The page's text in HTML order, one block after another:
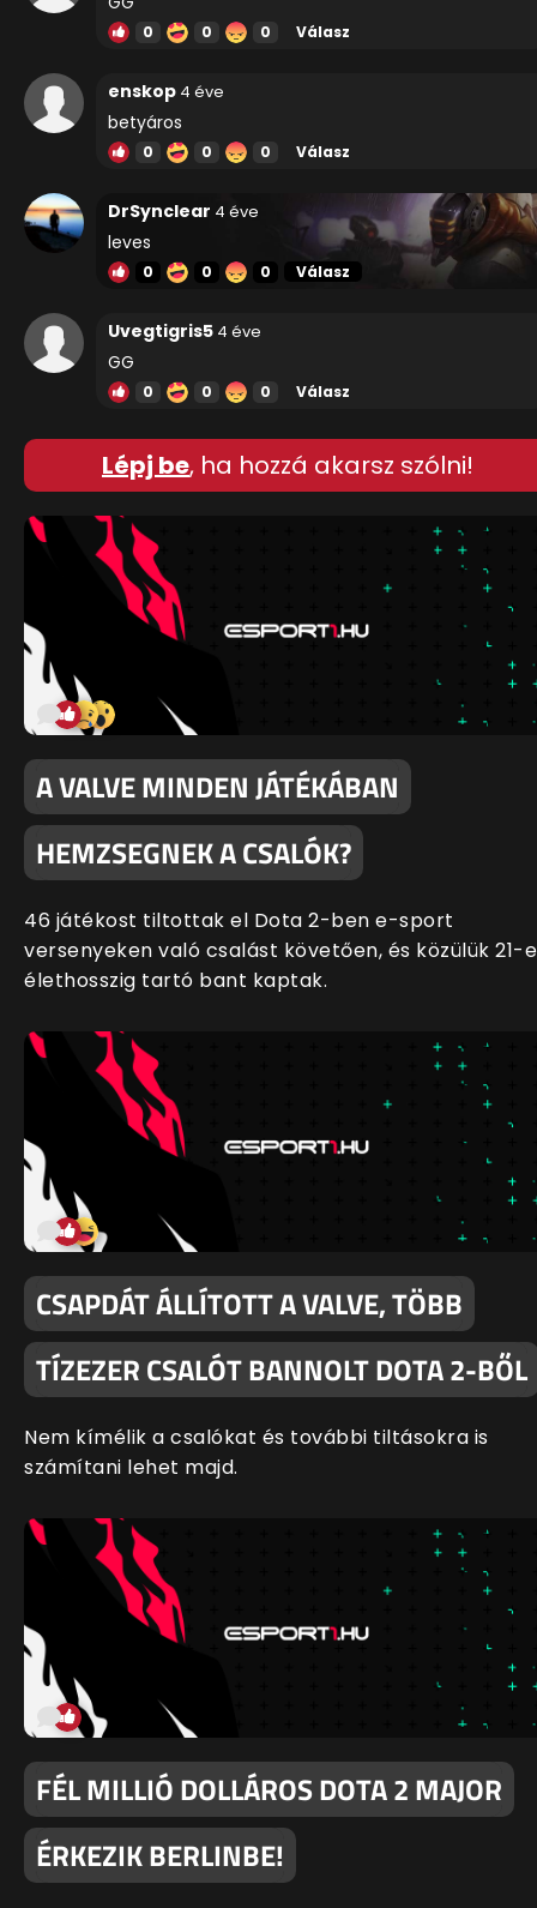
0 0 0 Válasz
enskop 4 éve
betyáros
0 0 0 Válasz
DrSynclear 4 éve
leves
0 0 0 Válasz
Uvegtigris5 4 éve
GG
0 0 0 Válasz
Lépj be, ha hozzá akarsz szólni!
A VALVE MINDEN JÁTÉKÁBAN
HEMZSEGNEK A CSALÓK?
46 játékost tiltottak el Dota 2-ben e-sport
versenyeken való csalást követően, és közülük 21-
élethosszig tartó bant kaptak.
CSAPDÁT ÁLLÍTOTT A VALVE, TÖBB
TÍZEZER CSALÓT BANNOLT DOTA 2-BŐL
Nem kímélik a csalókat és további tiltásokra is
számítani lehet majd.
FÉL MILLIÓ DOLLÁROS DOTA 2 MAJOR
ÉRKEZIK BERLINBE!